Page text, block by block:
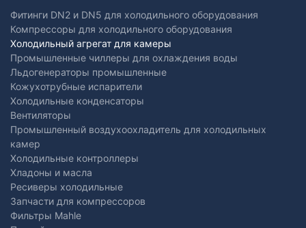
Фитинги DN2 и DN5 для холодильного оборудования
Компрессоры для холодильного оборудования
Холодильный агрегат для камеры
Промышленные чиллеры для охлаждения воды
Льдогенераторы промышленные
Кожухотрубные испарители
Холодильные конденсаторы
Вентиляторы
Промышленный воздухоохладитель для холодильных
камер
Холодильные контроллеры
Хладоны и масла
Ресиверы холодильные
Запчасти для компрессоров
Фильтры Mahle